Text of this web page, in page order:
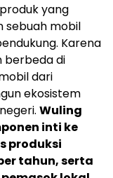
yang
sebuah mobil
Karena
berbeda di
dari
ekosistem
Wuling
inti ke
produksi
tahun, serta